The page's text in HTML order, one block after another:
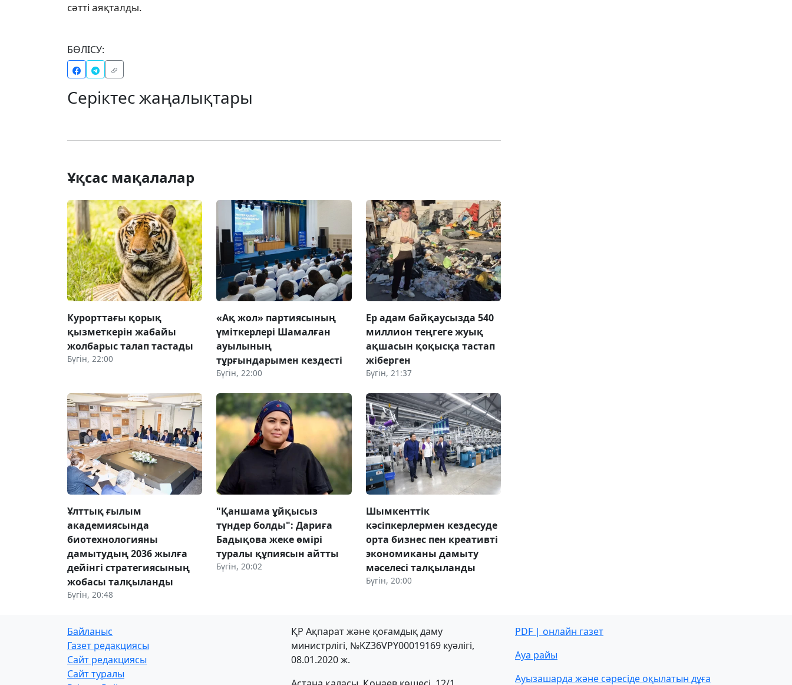
сәтті аяқталды.
БӨЛІСУ:
Серіктес жаңалықтары
Ұқсас мақалалар
Курорттағы қорық
қызметкерін жабайы
жолбарыс талап тастады
Бүгін, 22:00
«Ақ жол» партиясының
үміткерлері Шамалған
ауылының
тұрғындарымен кездесті
Бүгін, 22:00
Ер адам байқаусызда 540
миллион теңгеге жуық
ақшасын қоқысқа тастап
жіберген
Бүгін, 21:37
Ұлттық ғылым
академиясында
биотехнологияны
дамытудың 2036 жылға
дейінгі стратегиясының
жобасы талқыланды
Бүгін, 20:48
"Қаншама ұйқысыз
түндер болды": Дариға
Бадықова жеке өмірі
туралы құпиясын айтты
Бүгін, 20:02
Шымкенттік
кәсіпкерлермен кездесуде
орта бизнес пен креативті
экономиканы дамыту
мәселесі талқыланды
Бүгін, 20:00
Байланыс
Газет редакциясы
Сайт редакциясы
Сайт туралы
ҚР Ақпарат және қоғамдық даму
министрлігі, №KZ36VPY00019169 куәлігі,
08.01.2020 ж.
PDF | онлайн газет
Ауа райы
Ауызашарда және сәресіде оқылатын дұға